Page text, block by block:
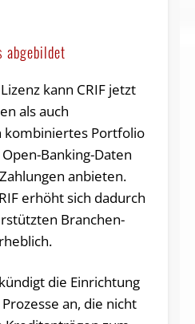
abgebildet
kann CRIF jetzt
als auch
kombiniertes Portfolio
Banking-Daten
anbieten.
erhöht sich dadurch
Branchen-
die Einrichtung
an, die nicht